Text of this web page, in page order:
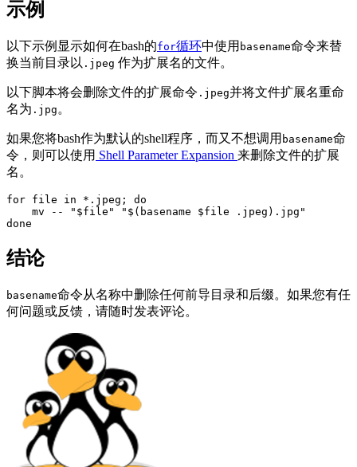
示例
以下示例显示如何在bash的for循环中使用 basename命令来替
换当前目录以 .jpeg 作为扩展名的文件。
以下脚本将会删除文件的扩展命令 .jpeg并将文件扩展名重命
名为 .jpg 。
如果您将bash作为默认的shell程序，而又不想调用 basename命
令，则可以使用 Shell Parameter Expansion 来删除文件的扩展
名。
for file in *.jpeg; do
    mv -- "$file" "$(basename $file .jpeg).jpg"
结论
basename命令从名称中删除任何前导目录和后缀。如果您有任
何问题或反馈，请随时发表评论。